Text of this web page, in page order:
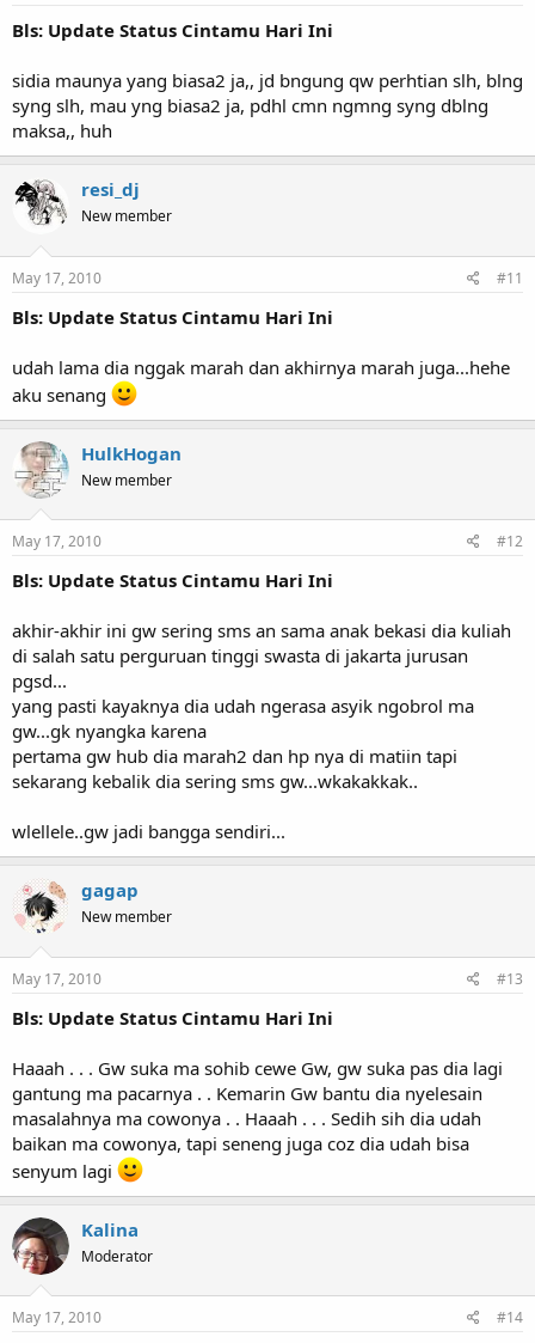
Bls: Update Status Cintamu Hari Ini
sidia maunya yang biasa2 ja,, jd bngung qw perhtian slh, blng
syng slh, mau yng biasa2 ja, pdhl cmn ngmng syng dblng
maksa,, huh
resi_dj
New member
May 17, 2010 #11
Bls: Update Status Cintamu Hari Ini
udah lama dia nggak marah dan akhirnya marah juga...hehe
aku senang
HulkHogan
New member
May 17, 2010 #12
Bls: Update Status Cintamu Hari Ini
akhir-akhir ini gw sering sms an sama anak bekasi dia kuliah
di salah satu perguruan tinggi swasta di jakarta jurusan
pgsd...
yang pasti kayaknya dia udah ngerasa asyik ngobrol ma
gw...gk nyangka karena
pertama gw hub dia marah2 dan hp nya di matiin tapi
sekarang kebalik dia sering sms gw...wkakakkak..
wlellele..gw jadi bangga sendiri...
gagap
New member
May 17, 2010 #13
Bls: Update Status Cintamu Hari Ini
Haaah . . . Gw suka ma sohib cewe Gw, gw suka pas dia lagi
gantung ma pacarnya . . Kemarin Gw bantu dia nyelesain
masalahnya ma cowonya . . Haaah . . . Sedih sih dia udah
baikan ma cowonya, tapi seneng juga coz dia udah bisa
senyum lagi
Kalina
Moderator
May 17, 2010 #14